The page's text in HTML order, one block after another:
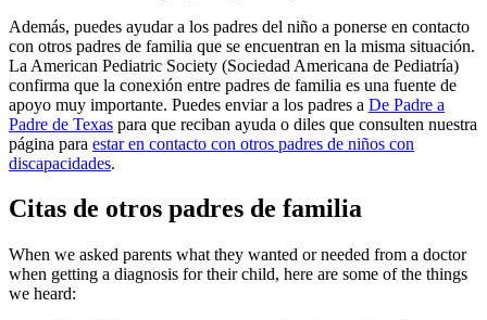
Además, puedes ayudar a los padres del niño a ponerse en contacto
con otros padres de familia que se encuentran en la misma situación.
La American Pediatric Society (Sociedad Americana de Pediatría)
confirma que la conexión entre padres de familia es una fuente de
apoyo muy importante. Puedes enviar a los padres a De Padre a
Padre de Texas para que reciban ayuda o diles que consulten nuestra
página para estar en contacto con otros padres de niños con
discapacidades.
Citas de otros padres de familia
When we asked parents what they wanted or needed from a doctor
when getting a diagnosis for their child, here are some of the things
we heard: